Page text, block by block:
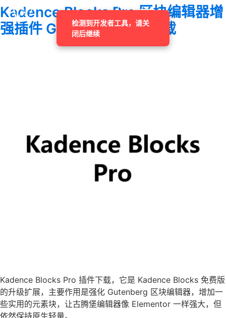
Kadence Blocks Pro 区块编辑器增
强插件 GPL 授权破解版下载
Kadence Blocks Pro 插件下载，它是 Kadence Blocks 免费版
的升级扩展，主要作用是强化 Gutenberg 区块编辑器，增加一
些实用的元素块，让古腾堡编辑器像 Elementor 一样强大，但
依然保持原生轻量。
检测到开发者工具，请关
闭后继续